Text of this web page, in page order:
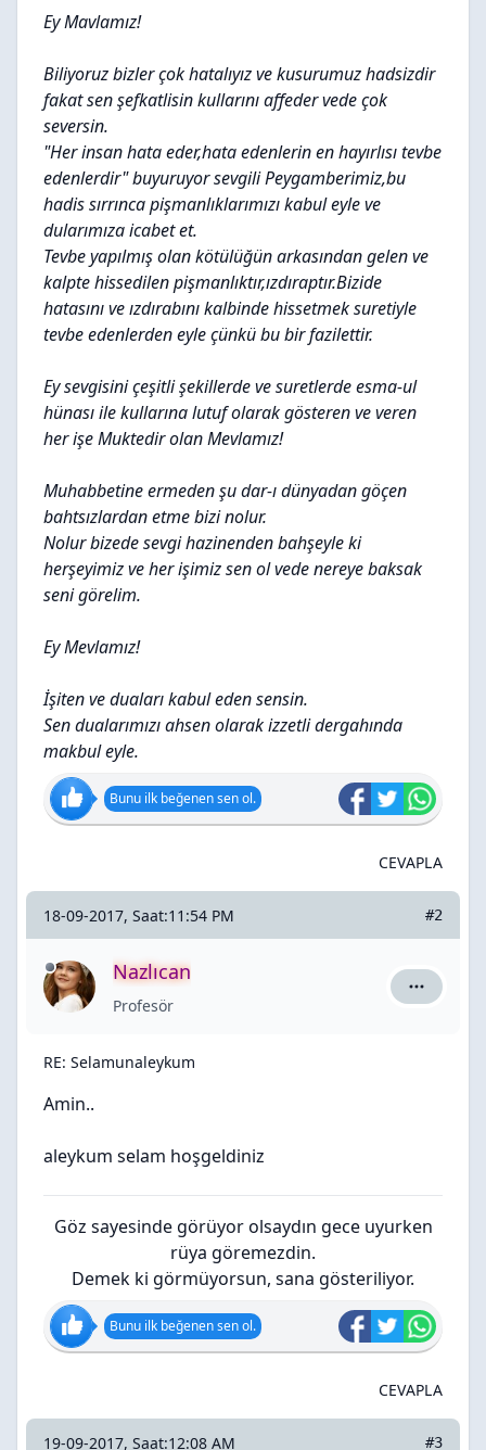
Ey Mavlamız!
Biliyoruz bizler çok hatalıyız ve kusurumuz hadsizdir
fakat sen şefkatlisin kullarını affeder vede çok
seversin.
"Her insan hata eder,hata edenlerin en hayırlısı tevbe
edenlerdir" buyuruyor sevgili Peygamberimiz,bu
hadis sırrınca pişmanlıklarımızı kabul eyle ve
dularımıza icabet et.
Tevbe yapılmış olan kötülüğün arkasından gelen ve
kalpte hissedilen pişmanlıktır,ızdıraptır.Bizide
hatasını ve ızdırabını kalbinde hissetmek suretiyle
tevbe edenlerden eyle çünkü bu bir fazilettir.
Ey sevgisini çeşitli şekillerde ve suretlerde esma-ul
hünası ile kullarına lutuf olarak gösteren ve veren
her işe Muktedir olan Mevlamız!
Muhabbetine ermeden şu dar-ı dünyadan göçen
bahtsızlardan etme bizi nolur.
Nolur bizede sevgi hazinenden bahşeyle ki
herşeyimiz ve her işimiz sen ol vede nereye baksak
seni görelim.
Ey Mevlamız!
İşiten ve duaları kabul eden sensin.
Sen dualarımızı ahsen olarak izzetli dergahında
makbul eyle.
Bunu ilk beğenen sen ol.
CEVAPLA
18-09-2017, Saat:11:54 PM #2
Nazlıcan
Profesör Nazlıcan
RE: Selamunaleykum
Amin..
aleykum selam hoşgeldiniz
Göz sayesinde görüyor olsaydın gece uyurken
rüya göremezdin.
Demek ki görmüyorsun, sana gösteriliyor.
Bunu ilk beğenen sen ol.
CEVAPLA
19-09-2017, Saat:12:08 AM #3